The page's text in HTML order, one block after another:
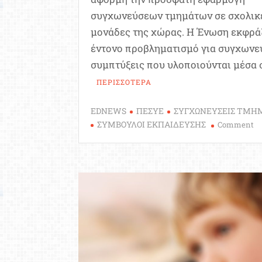
συγχωνεύσεων τμημάτων σε
μονάδες της χώρας. Η Ένωση
έντονο προβληματισμό για
συμπτύξεις που υλοποιούνται μέσα
ΠΕΡΙΣΣΟΤΕΡΑ
EDNEWS ΠΕΣΥΕ
ΣΥΓΧΩΝΕΥΣΕΙΣ
ΣΥΜΒΟΥΛΟΙ ΕΚΠΑΙΔΕΥΣΗΣ
Comment
για
τις